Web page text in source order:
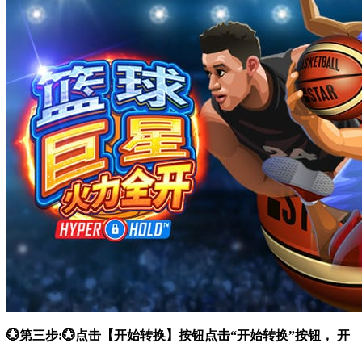
💮第三步:💮点击【开始转换】按钮点击“开始转换”按钮， 开